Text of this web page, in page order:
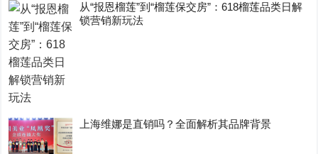
从“报恩榴莲”到“榴莲保交房”：618榴莲品类日解
锁营销新玩法
上海维娜是直销吗？全面解析其品牌背景